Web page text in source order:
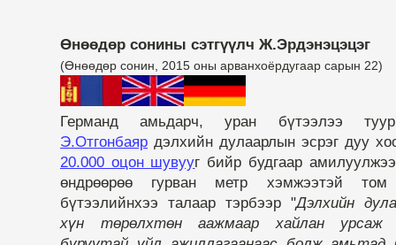
Өнөөдөр сонины сэтгүүлч Ж.Эрдэнэцэцэг
(Өнөөдөр сонин, 2015 оны арванхоёрдугаар сарын 22)
Германд амьдарч, уран бүтээлээ
Э.Отгонбаяр дэлхийн дулаарлын эсрэг дуу
20.000 оцон шувууг бийр будгаар
өндрөөрөө гурван метр хэмжээтэй
бүтээлийнхээ талаар тэрбээр "Дэлхийн
хүн төрөлхтөн аажмаар хайлан урсаж